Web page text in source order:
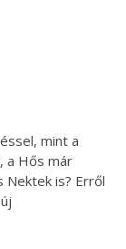
mint a
a Hős már
is? Erről